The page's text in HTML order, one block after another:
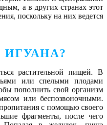
а в других странах этот
поскольку на них ведется
растительной пищей. В
или спелыми плодами
пополнить свой организм
или беспозвоночными.
с помощью своего
фрагменты, после чего